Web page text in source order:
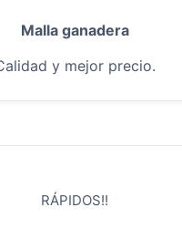
Malla ganadera
y mejor precio.
RÁPIDOS!!